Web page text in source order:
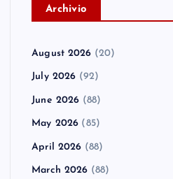
Archivio
August 2026 (20)
July 2026 (92)
June 2026 (88)
May 2026 (85)
April 2026 (88)
March 2026 (88)